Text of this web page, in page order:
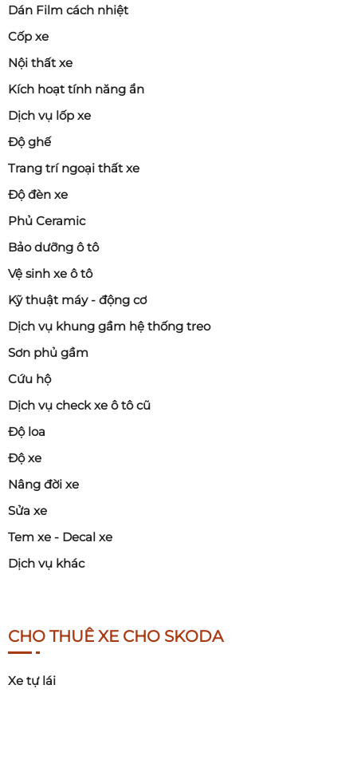
Dán Film cách nhiệt
Cốp xe
Nội thất xe
Kích hoạt tính năng ẩn
Dịch vụ lốp xe
Độ ghế
Trang trí ngoại thất xe
Độ đèn xe
Phủ Ceramic
Bảo dưỡng ô tô
Vệ sinh xe ô tô
Kỹ thuật máy - động cơ
Dịch vụ khung gầm hệ thống treo
Sơn phủ gầm
Cứu hộ
Dịch vụ check xe ô tô cũ
Độ loa
Độ xe
Nâng đời xe
Sửa xe
Tem xe - Decal xe
Dịch vụ khác
CHO THUÊ XE CHO SKODA
Xe tự lái